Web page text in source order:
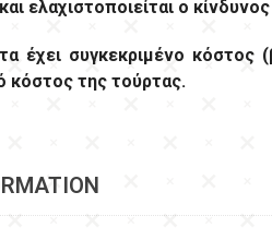
ελαχιστοποιείται ο
συγκεκριμένο κόστος
κόστος της τούρτας.